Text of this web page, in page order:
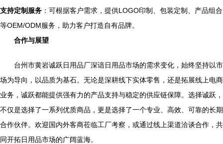
支持定制服务 ：可根据客户需求，提供LOGO印制、包装定制、产品组合
等OEM/ODM服务，助力客户打造自有品牌。
合作与展望
台州市黄岩诚跃日用品厂深谙日用品市场的需求变化，始终坚持以市
场为导向，以品质为基石。无论是深耕线下实体零售，还是拓展线上电商
业务，诚跃都能提供强有力的产品支持与稳定的供应链保障。选择诚跃，
不仅是选择了一系列优质商品，更是选择了一个专业、高效、可靠的长期
合作伙伴。欢迎国内外客商莅临工厂考察，或通过线上渠道洽谈合作，共
同开拓日用品市场的广阔蓝海。